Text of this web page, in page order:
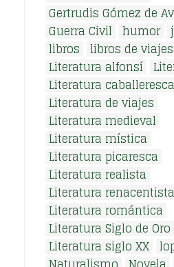
Gertrudis Gómez de
Guerra Civil humor
libros libros de viajes
Literatura alfonsí
Literatura caballeresca
Literatura de viajes
Literatura medieval
Literatura mística
Literatura picaresca
Literatura realista
Literatura renacentista
Literatura romántica
Literatura Siglo de Oro
Literatura siglo XX